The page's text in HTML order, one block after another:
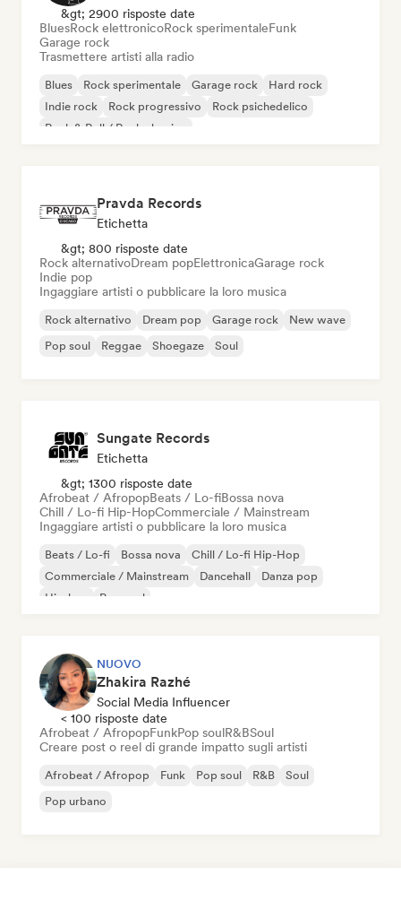
&gt; 2900 risposte date
BluesRock elettronicoRock sperimentaleFunk
Garage rock
Trasmettere artisti alla radio
Blues Rock sperimentale Garage rock
Hard rock
Indie rock
Rock progressivo
Rock psichedelico
Rock & Roll / Rock classico
Pravda Records
Etichetta
&gt; 800 risposte date
Rock alternativoDream popElettronicaGarage rock
Indie pop
Ingaggiare artisti o pubblicare la loro musica
Rock alternativo Dream pop Garage rock
New wave
Pop soul
Reggae Shoegaze Soul
Sungate Records
Etichetta
&gt; 1300 risposte date
Afrobeat / AfropopBeats / Lo-fiBossa nova
Chill / Lo-fi Hip-HopCommerciale / Mainstream
Ingaggiare artisti o pubblicare la loro musica
Beats / Lo-fi Bossa nova
Chill / Lo-fi Hip-Hop
Commerciale / Mainstream
Dancehall
Danza pop
Hip-hop
Pop soul
NUOVO
Zhakira Razhé
Social Media Influencer
< 100 risposte date
Afrobeat / AfropopFunkPop soulR&BSoul
Creare post o reel di grande impatto sugli artisti
Afrobeat / Afropop Funk Pop soul R&B
Soul
Pop urbano